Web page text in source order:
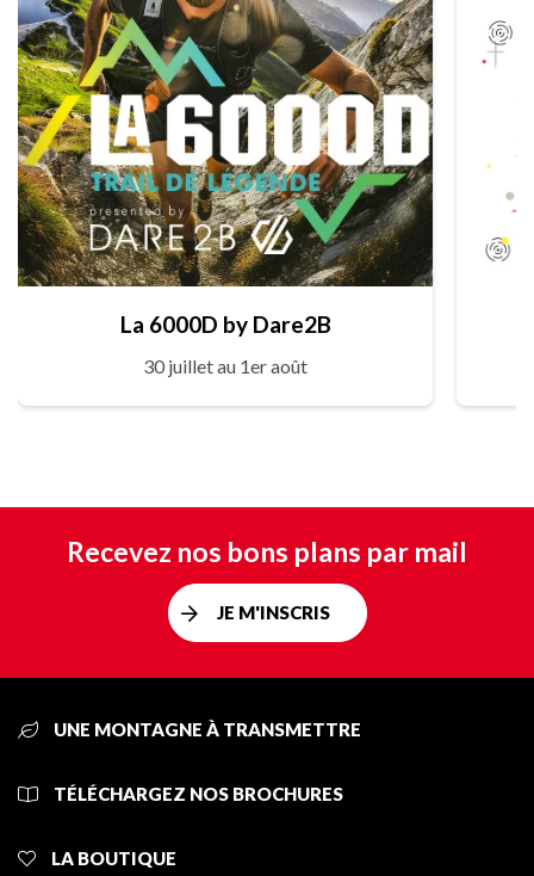
La 6000D by Dare2B
30 juillet au 1er août
Recevez nos bons plans par mail
JE M'INSCRIS
UNE MONTAGNE À TRANSMETTRE
TÉLÉCHARGEZ NOS BROCHURES
LA BOUTIQUE